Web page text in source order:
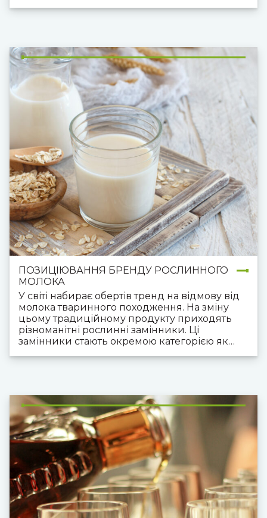
ПОЗИЦІЮВАННЯ БРЕНДУ РОСЛИННОГО
МОЛОКА
У світі набирає обертів тренд на відмову від
молока тваринного походження. На зміну
цьому традиційному продукту приходять
різноманітні рослинні замінники. Ці
замінники стають окремою категорією як
рослинного молока є мигдальне, соєве,
кокосове та інші. Однак останнім часом,
найбільші темпи зростання темпів
споживання демонструє вівсяне молоко.
Осередком зростання цього тренду є США,
що є одним з найбільших споживацьких
ринків світу і де є багато аудиторії, що
постійно шукає нові продукти та готова
відкривати цілі нові категорії. Не зважаючи
на те, що категорія досить нова, на ринку вже
існує багато потужних конкурентів.